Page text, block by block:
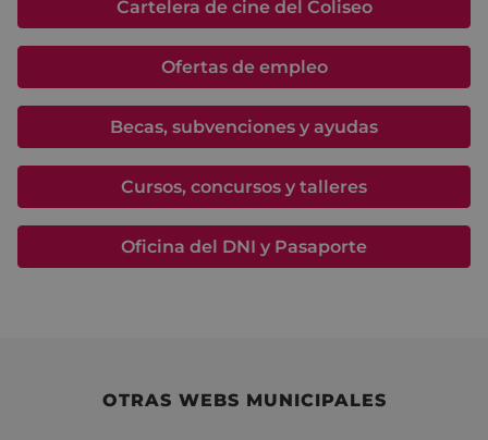
Cartelera de cine del Coliseo
Ofertas de empleo
Becas, subvenciones y ayudas
Cursos, concursos y talleres
Oficina del DNI y Pasaporte
OTRAS WEBS MUNICIPALES